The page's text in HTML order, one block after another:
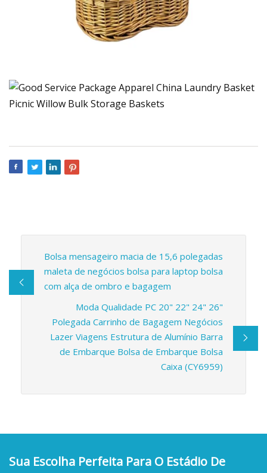
Bolsa mensageiro macia de 15,6 polegadas
maleta de negócios bolsa para laptop bolsa
com alça de ombro e bagagem
Moda Qualidade PC 20" 22" 24" 26"
Polegada Carrinho de Bagagem Negócios
Lazer Viagens Estrutura de Alumínio Barra
de Embarque Bolsa de Embarque Bolsa
Caixa (CY6959)
Sua Escolha Perfeita Para O Estádio De